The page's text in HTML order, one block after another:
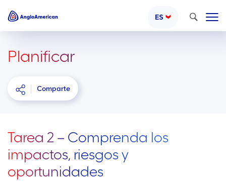
ES Buscar
Planificar
Comparte
Tarea 2 – Comprenda los
impactos, riesgos y
oportunidades